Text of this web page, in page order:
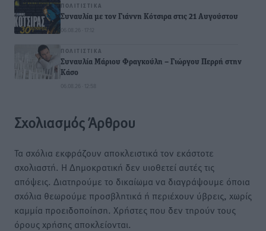
ΠΟΛΙΤΙΣΤΙΚΆ
Συναυλία με τον Γιάννη Κότσιρα στις 21 Αυγούστου
06.08.26 · 17:12
ΠΟΛΙΤΙΣΤΙΚΆ
Συναυλία Μάριου Φραγκούλη – Γιώργου Περρή στην
Κάσο
Σχολιασμός Άρθρου
Τα σχόλια εκφράζουν αποκλειστικά τον εκάστοτε
σχολιαστή. Η Δημοκρατική δεν υιοθετεί αυτές τις
απόψεις. Διατηρούμε το δικαίωμα να διαγράψουμε όποια
σχόλια θεωρούμε προσβλητικά ή περιέχουν ύβρεις, χωρίς
καμμία προειδοποίηση. Χρήστες που δεν τηρούν τους
όρους χρήσης αποκλείονται.